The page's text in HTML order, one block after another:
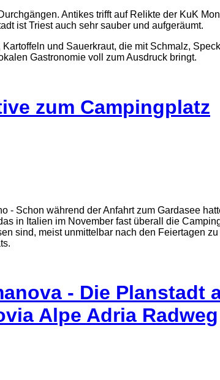
Antikes trifft auf Relikte der KuK
ist Triest auch sehr sauber und aufgeräumt.
und Sauerkraut, die mit Schmalz,
Gastronomie voll zum Ausdruck bringt.
zum Campingplatz
- Schon während der Anfahrt zum Gardasee
in Italien im November fast überall die
sind, meist unmittelbar nach den Feiertagen
- Die Planstadt
Alpe Adria Radweg